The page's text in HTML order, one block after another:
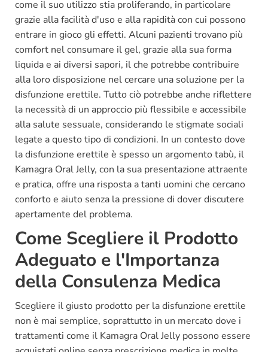
come il suo utilizzo stia proliferando, in particolare
grazie alla facilità d'uso e alla rapidità con cui possono
entrare in gioco gli effetti. Alcuni pazienti trovano più
comfort nel consumare il gel, grazie alla sua forma
liquida e ai diversi sapori, il che potrebbe contribuire
alla loro disposizione nel cercare una soluzione per la
disfunzione erettile. Tutto ciò potrebbe anche riflettere
la necessità di un approccio più flessibile e accessibile
alla salute sessuale, considerando le stigmate sociali
legate a questo tipo di condizioni. In un contesto dove
la disfunzione erettile è spesso un argomento tabù, il
Kamagra Oral Jelly, con la sua presentazione attraente
e pratica, offre una risposta a tanti uomini che cercano
conforto e aiuto senza la pressione di dover discutere
apertamente del problema.
Come Scegliere il Prodotto
Adeguato e l'Importanza
della Consulenza Medica
Scegliere il giusto prodotto per la disfunzione erettile
non è mai semplice, soprattutto in un mercato dove i
trattamenti come il Kamagra Oral Jelly possono essere